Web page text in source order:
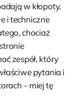
w kłopoty,
i techniczne
chociaż
zespół, który
pytania i
– miej tę